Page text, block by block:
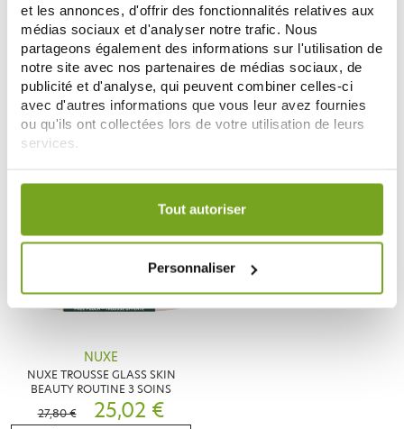
et les annonces, d'offrir des fonctionnalités relatives aux
médias sociaux et d'analyser notre trafic. Nous
partageons également des informations sur l'utilisation de
notre site avec nos partenaires de médias sociaux, de
publicité et d'analyse, qui peuvent combiner celles-ci
avec d'autres informations que vous leur avez fournies
ou qu'ils ont collectées lors de votre utilisation de leurs
services.
Votre choix de consentement est conservé pendant une
Tout autoriser
Personnaliser
NUXE
NUXE ROUTINE ANTI AGE
GLOBAL TROUSSE + 3 SOINS
96,20 €
86,58 €
AÑADIR A LA CESTA
NUXE
NUXE PRODIGIEUX HYALU BOOST
STICK YEUX DEFATIGUANT 8.5G
26,45 €
AÑADIR A LA CESTA
NUXE
NUXE TROUSSE GLASS SKIN
BEAUTY ROUTINE 3 SOINS
27,80 €
25,02 €